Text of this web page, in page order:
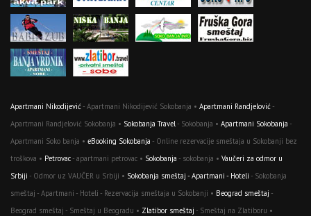
Apartmani Nikodijević- Apartmani Nikodijević Sokobanja • Apartmani Randjelović-
Apartmani Randjelović Sokobanja • Sokobanja Travel - Sokobanja • Apartmani Sokobanja -
Apartmani Soko banja • eBooking Sokobanja - Online rezervacije smeštaja u Sokobanji bez
troškova • Petrovac- apartmani petrovac • Sokobanja - sokobanja • Vaučeri za odmor u
Srbiji - Odmor uz VAUČER u Srbiji • Sokobanja smeštaj - Apartmani - Hoteli - Sokobanja
smeštaj - Apartmani - Hoteli - Rezervacija smeštaja u Sokobanji • Beograd smeštaj -
Beograd smeštaj - Smeštaj u Beogradu • Zlatibor smeštaj - Smeštaj na Zlatiboru •